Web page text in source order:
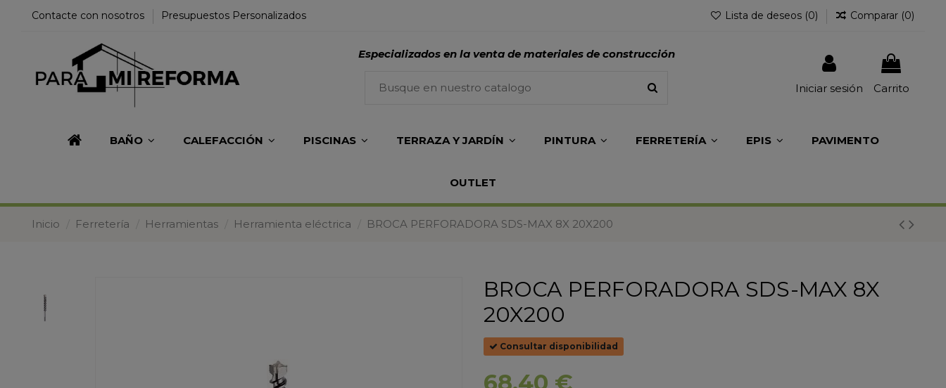
Contacte con nosotros Presupuestos Personalizados Lista de deseos (0) Comparar (0)
Especializados en la venta de materiales de construcción
Iniciar sesión Carrito
BAÑO CALEFACCIÓN PISCINAS TERRAZA Y JARDÍN PINTURA FERRETERÍA EPIS PAVIMENTO
OUTLET
Inicio Ferretería Herramientas Herramienta eléctrica BROCA PERFORADORA SDS-MAX 8X 20X200
BROCA PERFORADORA SDS-MAX 8X
20X200
Consultar disponibilidad